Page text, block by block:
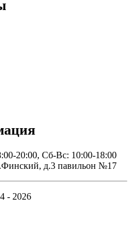
20:00, Сб-Вс: 10:00-18:00
д.3 павильон №17
- 2026